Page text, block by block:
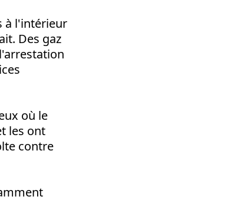
à l'intérieur
Des gaz
où le
les ont
contre